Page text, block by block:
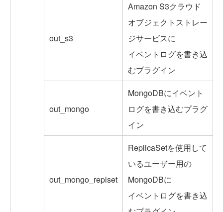
out_s3
Amazon S3クラウド
オブジェクトストレー
ジサービスに
イベントログを書き込
むプラグイン
out_mongo
MongoDBにイベント
ログを書き込むプラグ
イン
out_mongo_replset
ReplicaSetを使用して
いるユーザー用の
MongoDBに
イベントログを書き込